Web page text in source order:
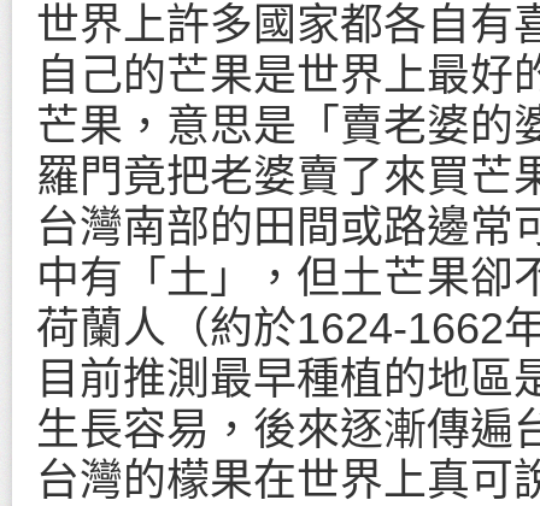
世界上許多國家都各自有
自己的芒果是世界上最好
芒果，意思是「賣老婆的
羅門竟把老婆賣了來買芒
台灣南部的田間或路邊常
中有「土」，但土芒果卻
荷蘭人（約於1624-1662
目前推測最早種植的地區
生長容易，後來逐漸傳遍
台灣的檬果在世界上真可